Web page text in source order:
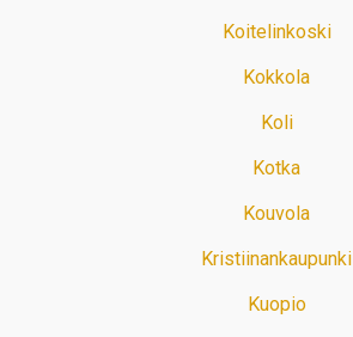
Koitelinkoski
Kokkola
Koli
Kotka
Kouvola
Kristiinankaupunki
Kuopio